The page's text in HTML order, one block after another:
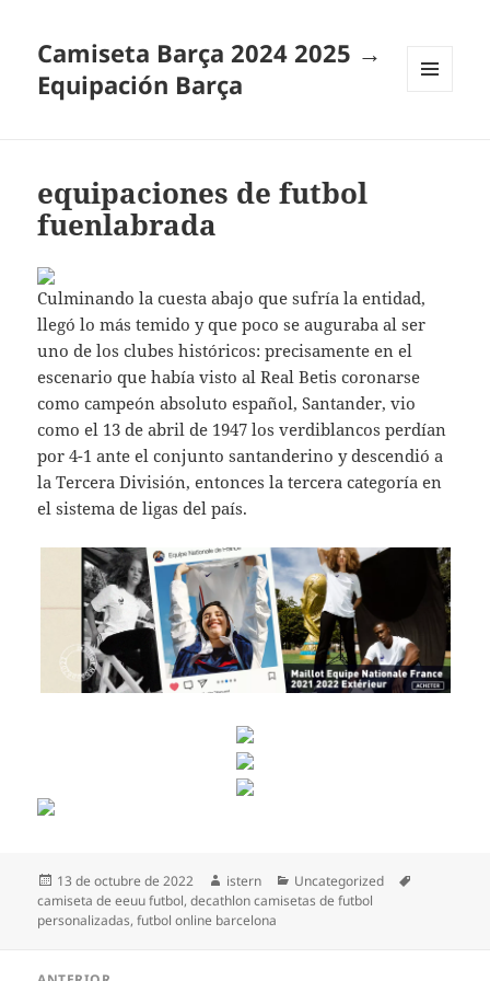
Camiseta Barça 2024 2025 →
Equipación Barça
equipaciones de futbol
fuenlabrada
Culminando la cuesta abajo que sufría la entidad,
llegó lo más temido y que poco se auguraba al ser
uno de los clubes históricos: precisamente en el
escenario que había visto al Real Betis coronarse
como campeón absoluto español, Santander, vio
como el 13 de abril de 1947 los verdiblancos perdían
por 4-1 ante el conjunto santanderino y descendió a
la Tercera División, entonces la tercera categoría en
el sistema de ligas del país.
Publicado
el
13 de octubre de 2022 Autor
istern Categorías
Uncategorized
camiseta de eeuu futbol,decathlon camisetas de futbol
personalizadas,futbol online barcelona